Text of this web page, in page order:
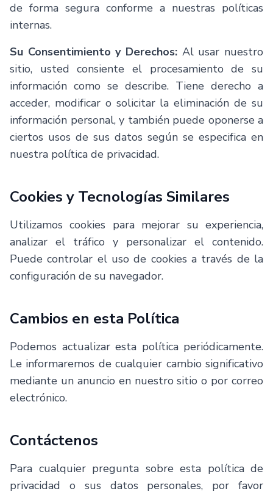
de forma segura conforme a nuestras políticas
internas.
Su Consentimiento y Derechos: Al usar nuestro
sitio, usted consiente el procesamiento de su
información como se describe. Tiene derecho a
acceder, modificar o solicitar la eliminación de su
información personal, y también puede oponerse a
ciertos usos de sus datos según se especifica en
nuestra política de privacidad.
Cookies y Tecnologías Similares
Utilizamos cookies para mejorar su experiencia,
analizar el tráfico y personalizar el contenido.
Puede controlar el uso de cookies a través de la
configuración de su navegador.
Cambios en esta Política
Podemos actualizar esta política periódicamente.
Le informaremos de cualquier cambio significativo
mediante un anuncio en nuestro sitio o por correo
electrónico.
Contáctenos
Para cualquier pregunta sobre esta política de
privacidad o sus datos personales, por favor